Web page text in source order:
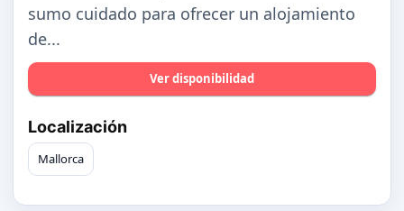
sumo cuidado para ofrecer un alojamiento
de...
Ver disponibilidad
Localización
Mallorca